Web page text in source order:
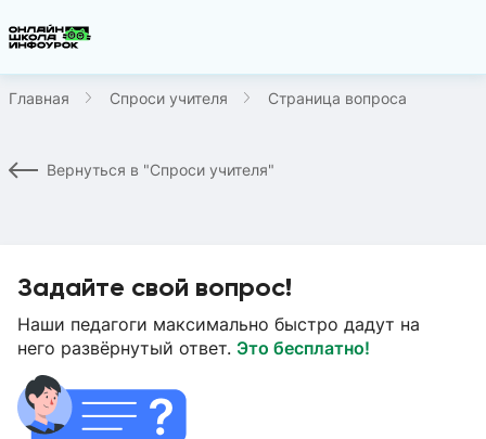
Главная Спроси учителя Страница вопроса
Вернуться в "Спроси учителя"
Задайте свой вопрос!
Наши педагоги максимально быстро дадут на
него развёрнутый ответ. Это бесплатно!